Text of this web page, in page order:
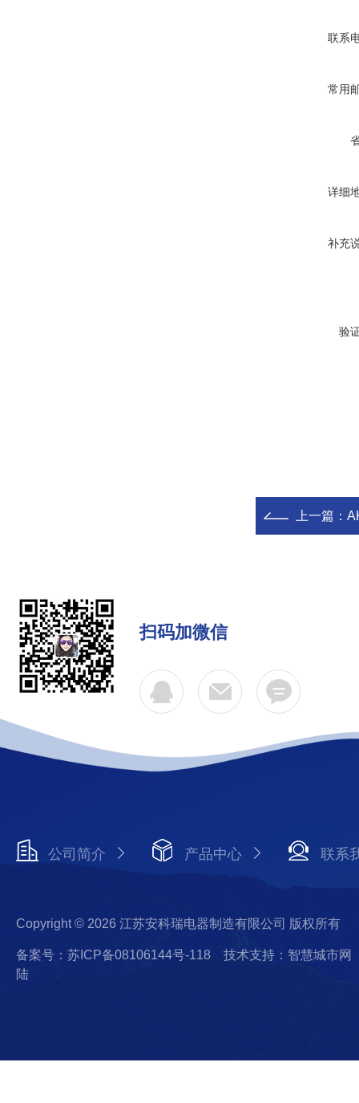
联系
常用
详细
补充
验
上一篇：
扫码加微信
公司简介 产品中心 联系
Copyright © 2026 江苏安科瑞电器制造有限公司 版权所有
备案号：苏ICP备08106144号-118
技术支持：智慧城市网
陆